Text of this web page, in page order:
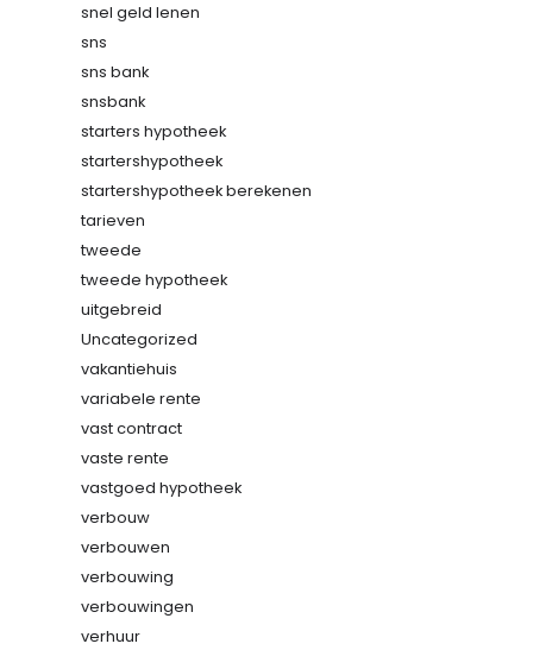
snel geld lenen
sns
sns bank
snsbank
starters hypotheek
startershypotheek
startershypotheek berekenen
tarieven
tweede
tweede hypotheek
uitgebreid
Uncategorized
vakantiehuis
variabele rente
vast contract
vaste rente
vastgoed hypotheek
verbouw
verbouwen
verbouwing
verbouwingen
verhuur